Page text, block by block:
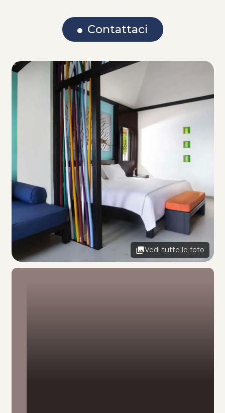
Contattaci
Vedi tutte le foto